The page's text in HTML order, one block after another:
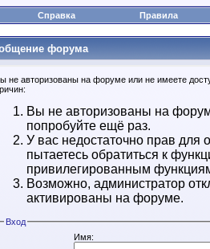
Справка Правила
форума
не авторизованы на форуме или не имеете
Вы не авторизованы на
попробуйте ещё раз.
У вас недостаточно прав
пытаетесь обратиться к
привилегированным
Возможно, администратор
активированы на форуме.
Вход
Имя: